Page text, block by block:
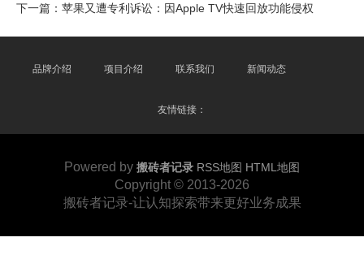
下一篇： 苹果又遭专利诉讼：因Apple TV快速回放功能侵权
品牌介绍 项目介绍 联系我们 新闻动态
友情链接：
Powered by 搬砖者记录 RSS地图 HTML地图
Copyright © 2013-2026
搬砖者记录-让认知探索带来更好业务成果